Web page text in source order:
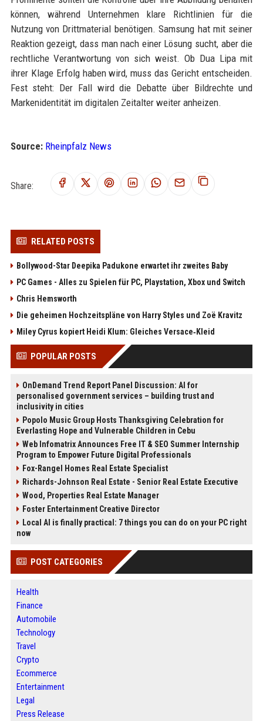
können, während Unternehmen klare Richtlinien für die
Nutzung von Drittmaterial benötigen. Samsung hat mit seiner
Reaktion gezeigt, dass man nach einer Lösung sucht, aber die
rechtliche Verantwortung von sich weist. Ob Dua Lipa mit
ihrer Klage Erfolg haben wird, muss das Gericht entscheiden.
Fest steht: Der Fall wird die Debatte über Bildrechte und
Markenidentität im digitalen Zeitalter weiter anheizen.
Source: Rheinpfalz News
Share:
RELATED POSTS
Bollywood-Star Deepika Padukone erwartet ihr zweites Baby
PC Games - Alles zu Spielen für PC, Playstation, Xbox und Switch
Chris Hemsworth
Die geheimen Hochzeitspläne von Harry Styles und Zoë Kravitz
Miley Cyrus kopiert Heidi Klum: Gleiches Versace‑Kleid
POPULAR POSTS
OnDemand Trend Report Panel Discussion: AI for
personalised government services – building trust and
inclusivity in cities
Popolo Music Group Hosts Thanksgiving Celebration for
Everlasting Hope and Vulnerable Children in Cebu
Web Infomatrix Announces Free IT & SEO Summer Internship
Program to Empower Future Digital Professionals
Fox-Rangel Homes Real Estate Specialist
Richards-Johnson Real Estate - Senior Real Estate Executive
Wood, Properties Real Estate Manager
Foster Entertainment Creative Director
Local AI is finally practical: 7 things you can do on your PC right
now
POST CATEGORIES
Health
Finance
Automobile
Technology
Travel
Crypto
Ecommerce
Entertainment
Legal
Press Release